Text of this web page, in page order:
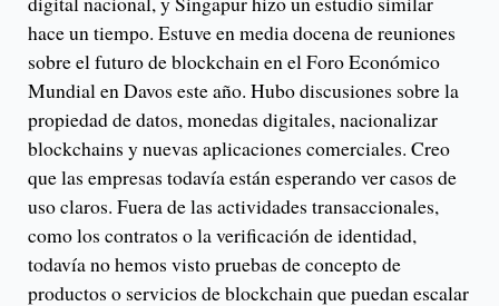
hace un tiempo. Estuve en media docena de reuniones
sobre el futuro de blockchain en el Foro Económico
Mundial en Davos este año. Hubo discusiones sobre la
propiedad de datos, monedas digitales, nacionalizar
blockchains y nuevas aplicaciones comerciales. Creo
que las empresas todavía están esperando ver casos de
uso claros. Fuera de las actividades transaccionales,
como los contratos o la verificación de identidad,
todavía no hemos visto pruebas de concepto de
productos o servicios de blockchain que puedan escalar